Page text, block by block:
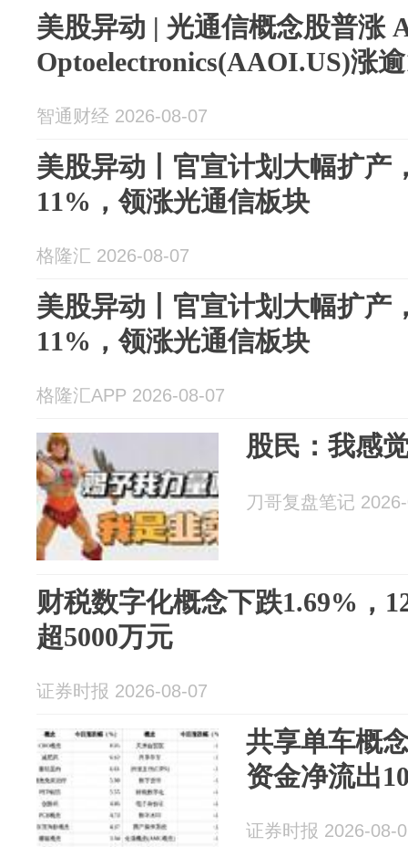
美股异动 | 光通信概念股普涨
Optoelectronics(AAOI.US)涨
智通财经 2026-08-07
美股异动丨官宣计划大幅扩产
11%，领涨光通信板块
格隆汇 2026-08-07
美股异动丨官宣计划大幅扩产
11%，领涨光通信板块
格隆汇APP 2026-08-07
股民：我感
刀哥复盘笔记
财税数字化概念下跌1.69%，
超5000万元
证券时报 2026-08-07
共享单车概
资金净流出
证券时报 2026-08-